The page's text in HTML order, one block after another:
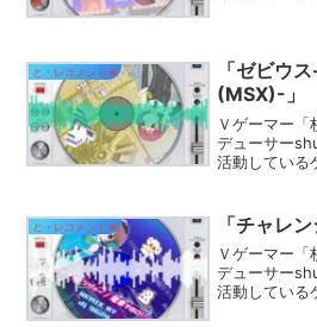
と・レコメンド★
「ゼビウ
(MSX)-」
Ｖゲーマー「
デューサー
活動している
を御紹介しま
と・レコメンド★ 「チャレン
Ｖゲーマー「
デューサー
活動している